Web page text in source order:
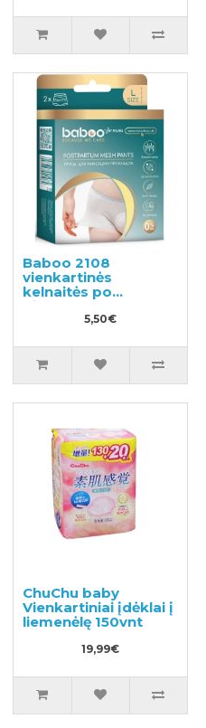
Baboo 2108
vienkartinės
kelnaitės po
gimdymo (L)
5,50€
ChuChu baby
Vienkartiniai įdėklai į
liemenėlę 150vnt
19,99€